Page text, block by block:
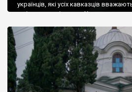
українців, які усіх кавказців
є відданими вірянами Христа